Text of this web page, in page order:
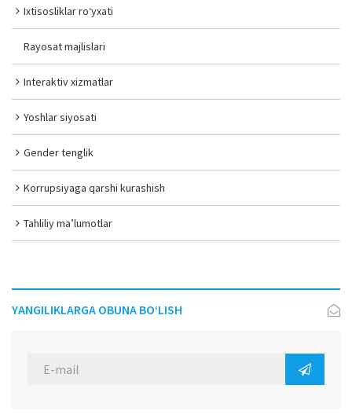
Ixtisosliklar ro‘yxati
Rayosat majlislari
Interaktiv xizmatlar
Yoshlar siyosati
Gender tenglik
Korrupsiyaga qarshi kurashish
Tahliliy ma’lumotlar
YANGILIKLARGA OBUNA BO‘LISH